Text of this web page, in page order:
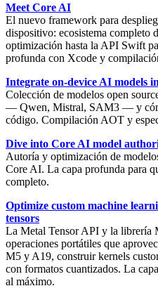
Meet Core AI
El nuevo framework para
dispositivo: ecosistema completo
optimización hasta la API Swift
profunda con Xcode y
Integrate on-device AI models
Colección de modelos open
— Qwen, Mistral, SAM3 — y
código. Compilación AOT y
Dive into Core AI model
Autoría y optimización de
Core AI. La capa profunda para
completo.
Optimize custom machine
tensors
La Metal Tensor API y la librería
operaciones portátiles que
M5 y A19, construir kernels
con formatos cuantizados. La
al máximo.